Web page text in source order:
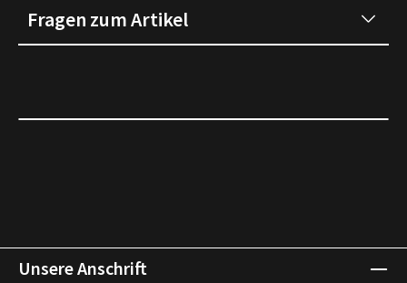
Fragen zum Artikel
Unsere Anschrift